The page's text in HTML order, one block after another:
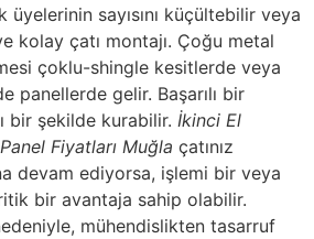
üyelerinin sayısını küçültebilir veya
kolay çatı montajı. Çoğu metal
çoklu-shingle kesitlerde veya
panellerde gelir. Başarılı bir
bir şekilde kurabilir. İkinci El
Fiyatları Muğla çatınız
devam ediyorsa, işlemi bir veya
bir avantaja sahip olabilir.
mühendislikten tasarruf